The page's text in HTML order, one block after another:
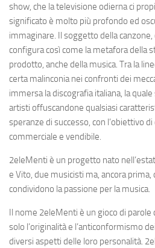
show, che la televisione odierna ci
significato è molto più profondo ed
immaginare. Il soggetto della canzone,
configura così come la metafora della
prodotto, anche della musica. Tra la
certa malinconia nei confronti dei
immersa la discografia italiana, la
artisti offuscandone qualsiasi
speranze di successo, con l’obiettivo
commerciale e vendibile.
2eleMenti è un progetto nato
e Vito, due musicisti ma, ancora
condividono la passione per la musica.
Il nome 2eleMenti è un gioco di
solo l’originalità e l’anticonformismo
diversi aspetti delle loro personalità.